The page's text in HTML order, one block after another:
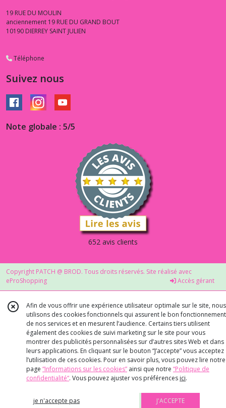
19 RUE DU MOULIN
anciennement 19 RUE DU GRAND BOUT
10190 DIERREY SAINT JULIEN
Téléphone
Suivez nous
Note globale : 5/5
652 avis clients
Copyright PATCH @ BROD. Tous droits réservés. Site réalisé avec
eProShopping
Accès gérant
Afin de vous offrir une expérience utilisateur optimale sur le site, nous
utilisons des cookies fonctionnels qui assurent le bon fonctionnement
de nos services et en mesurent l’audience. Certains tiers utilisent
également des cookies de suivi marketing sur le site pour vous
montrer des publicités personnalisées sur d’autres sites Web et dans
leurs applications. En cliquant sur le bouton “J’accepte” vous acceptez
l’utilisation de ces cookies. Pour en savoir plus, vous pouvez lire notre
page “Informations sur les cookies” ainsi que notre “Politique de
confidentialité“. Vous pouvez ajuster vos préférences ici.
je n'accepte pas J'ACCEPTE